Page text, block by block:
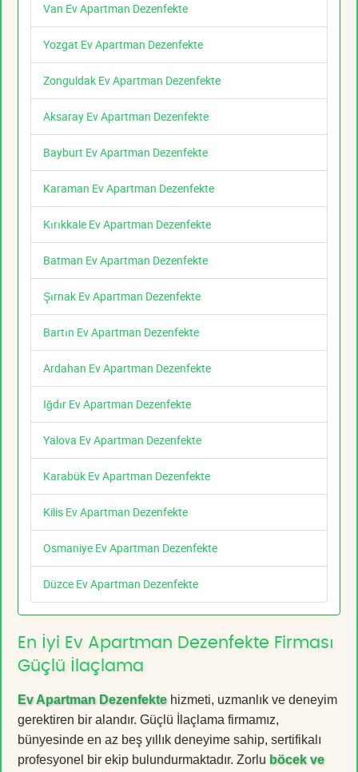
Van Ev Apartman Dezenfekte
Yozgat Ev Apartman Dezenfekte
Zonguldak Ev Apartman Dezenfekte
Aksaray Ev Apartman Dezenfekte
Bayburt Ev Apartman Dezenfekte
Karaman Ev Apartman Dezenfekte
Kırıkkale Ev Apartman Dezenfekte
Batman Ev Apartman Dezenfekte
Şırnak Ev Apartman Dezenfekte
Bartın Ev Apartman Dezenfekte
Ardahan Ev Apartman Dezenfekte
Iğdır Ev Apartman Dezenfekte
Yalova Ev Apartman Dezenfekte
Karabük Ev Apartman Dezenfekte
Kilis Ev Apartman Dezenfekte
Osmaniye Ev Apartman Dezenfekte
Düzce Ev Apartman Dezenfekte
En İyi Ev Apartman Dezenfekte Firması
Güçlü İlaçlama
Ev Apartman Dezenfektehizmeti, uzmanlık ve deneyim
gerektiren bir alandır. Güçlü İlaçlama firmamız,
bünyesinde en az beş yıllık deneyime sahip, sertifikalı
profesyonel bir ekip bulundurmaktadır. Zorlu böcek ve